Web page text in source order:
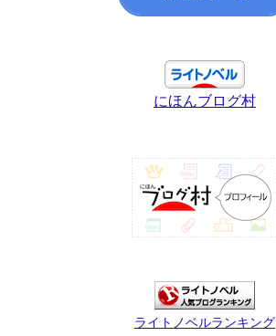
にほんブログ村
ライトノベルランキング